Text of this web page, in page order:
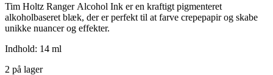
Tim Holtz Ranger Alcohol Ink er en kraftigt pigmenteret
alkoholbaseret blæk, der er perfekt til at farve crepepapir og skabe
unikke nuancer og effekter.
Indhold: 14 ml
2 på lager